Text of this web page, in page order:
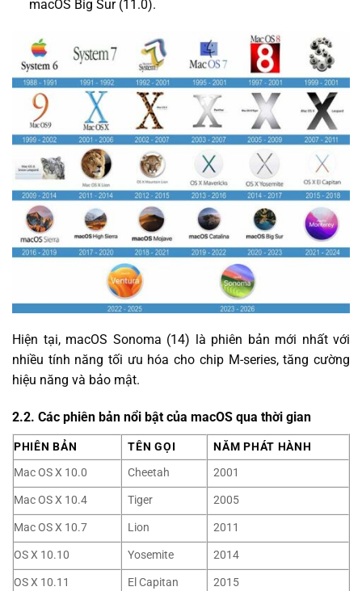
macOS Big Sur (11.0).
Hiện tại, macOS Sonoma (14) là phiên bản mới nhất với
nhiều tính năng tối ưu hóa cho chip M-series, tăng cường
hiệu năng và bảo mật.
2.2. Các phiên bản nổi bật của macOS qua thời gian
PHIÊN BẢN TÊN GỌI
NĂM PHÁT HÀNH
Mac OS X 10.0
Cheetah
2001
Mac OS X 10.4
Tiger
2005
Mac OS X 10.7
Lion
2011
OS X 10.10
Yosemite
2014
OS X 10.11
El Capitan
2015